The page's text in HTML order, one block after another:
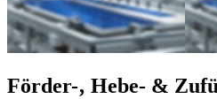
Förder-‚ Hebe- &